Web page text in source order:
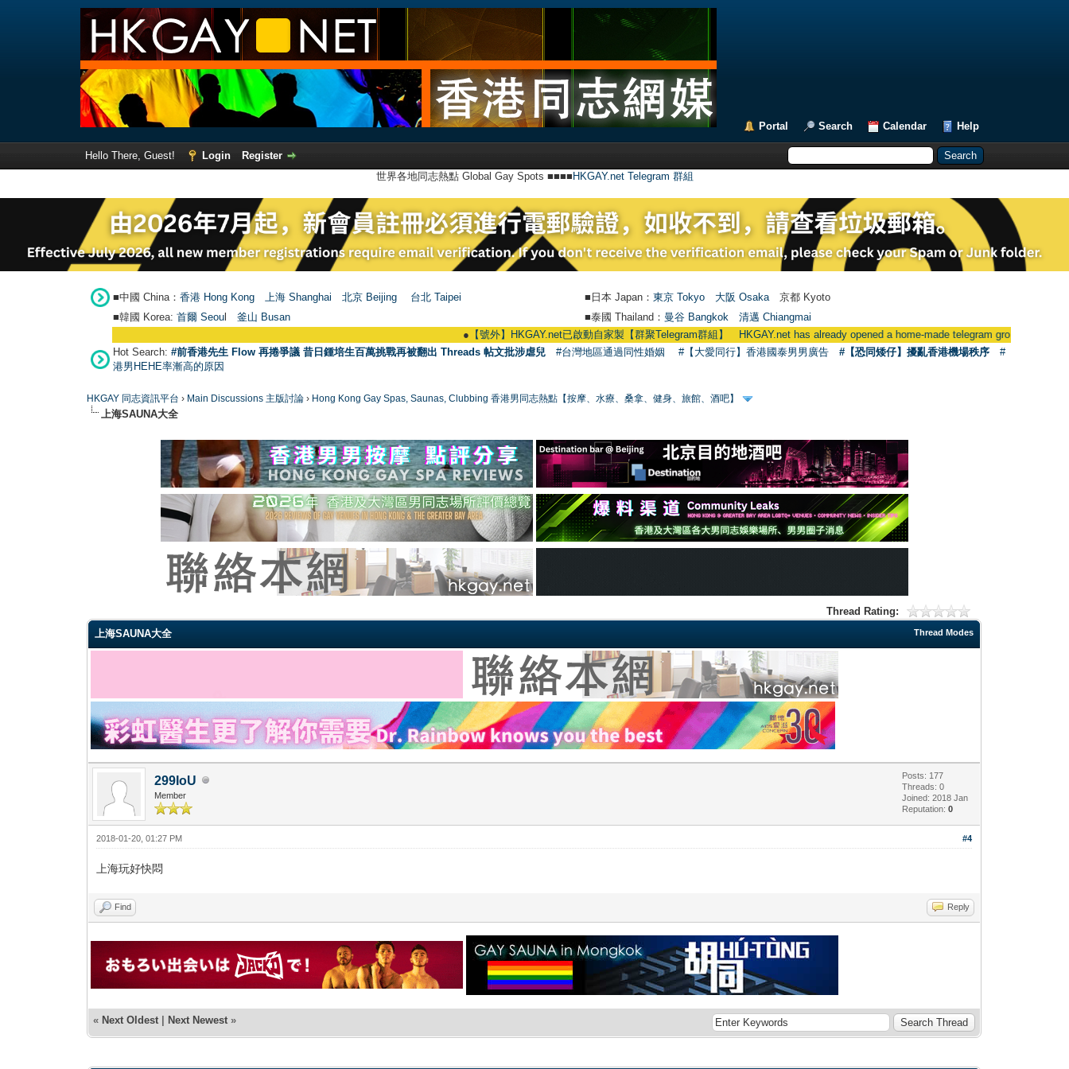
Portal Search Calendar Help
Hello There, Guest! Login
Register
世界各地同志熱點 Global Gay Spots ■■■■ HKGAY.net Telegram 群組
■中國 China： 香港 Hong Kong 上海 Shanghai 北京 Beijing 台北 Taipei ■日本 Japan： 東京 Tokyo 大阪 Osaka 京都 Kyoto
■韓國 Korea: 首爾 Seou 釜山 Busan ■泰國 Thailand： 曼谷 Bangkok
清邁 Chiangmai
【號外】HKGAY.net已啟動自家製【群聚Telegram群組】 HKGAY.net has already opened a home-made telegram group ●
Hot Search: #前香港先生 Flow 再捲爭議 昔日鍾培生百萬挑戰再被翻出 Threads 帖文批涉虐兒 #台灣地區通過同性婚姻 #【大愛同行】香港國泰男男廣告 #【恐同矮仔】擾亂香港機場秩序
#
港男HEHE率漸高的原因
HKGAY 同志資訊平台 › Main Discussions 主版討論 › Hong Kong Gay Spas, Saunas, Clubbing 香港男同志熱點【按摩、水療、桑拿、健身、旅館、酒吧】
上海SAUNA大全
Thread Rating:
Thread Modes
上海SAUNA大全
299IoU
Member
Posts: 177
Threads: 0
Joined: 2018 Jan
Reputation:0
#4
2018-01-20, 01:27 PM
上海玩好快悶
Find Reply
« Next Oldest | Next Newest »